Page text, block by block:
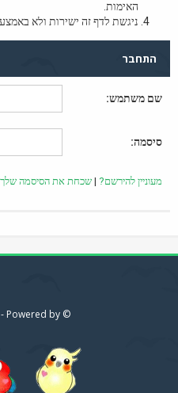
האימות.
ניגשת לדף זה ישירות ולא
התחבר
שם משתמש:
סיסמה:
מעוניין להירשם? | שכחת את הסיסמה
© Emerald - Powered by